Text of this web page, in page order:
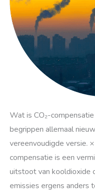
Wat is CO₂-
begrippen allemaal
vereenvoudigde versie.
compensatie is een
uitstoot van kooldioxide
emissies ergens anders